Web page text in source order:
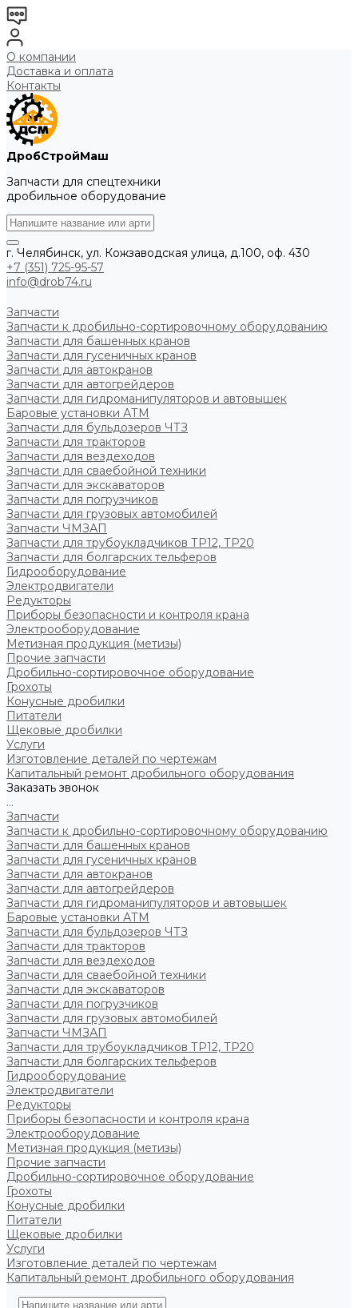
О компании
Доставка и оплата
Контакты
ДробСтройМаш
Запчасти для спецтехники
дробильное оборудование
г. Челябинск, ул. Кожзаводская улица, д.100, оф. 430
+7 (351) 725-95-57
info@drob74.ru
Запчасти
Запчасти к дробильно-сортировочному оборудованию
Запчасти для башенных кранов
Запчасти для гусеничных кранов
Запчасти для автокранов
Запчасти для автогрейдеров
Запчасти для гидроманипуляторов и автовышек
Баровые установки АТМ
Запчасти для бульдозеров ЧТЗ
Запчасти для тракторов
Запчасти для вездеходов
Запчасти для сваебойной техники
Запчасти для экскаваторов
Запчасти для погрузчиков
Запчасти для грузовых автомобилей
Запчасти ЧМЗАП
Запчасти для трубоукладчиков ТР12, ТР20
Запчасти для болгарских тельферов
Гидрооборудование
Электродвигатели
Редукторы
Приборы безопасности и контроля крана
Электрооборудование
Метизная продукция (метизы)
Прочие запчасти
Дробильно-сортировочное оборудование
Грохоты
Конусные дробилки
Питатели
Щековые дробилки
Услуги
Изготовление деталей по чертежам
Капитальный ремонт дробильного оборудования
Заказать звонок
...
Запчасти
Запчасти к дробильно-сортировочному оборудованию
Запчасти для башенных кранов
Запчасти для гусеничных кранов
Запчасти для автокранов
Запчасти для автогрейдеров
Запчасти для гидроманипуляторов и автовышек
Баровые установки АТМ
Запчасти для бульдозеров ЧТЗ
Запчасти для тракторов
Запчасти для вездеходов
Запчасти для сваебойной техники
Запчасти для экскаваторов
Запчасти для погрузчиков
Запчасти для грузовых автомобилей
Запчасти ЧМЗАП
Запчасти для трубоукладчиков ТР12, ТР20
Запчасти для болгарских тельферов
Гидрооборудование
Электродвигатели
Редукторы
Приборы безопасности и контроля крана
Электрооборудование
Метизная продукция (метизы)
Прочие запчасти
Дробильно-сортировочное оборудование
Грохоты
Конусные дробилки
Питатели
Щековые дробилки
Услуги
Изготовление деталей по чертежам
Капитальный ремонт дробильного оборудования